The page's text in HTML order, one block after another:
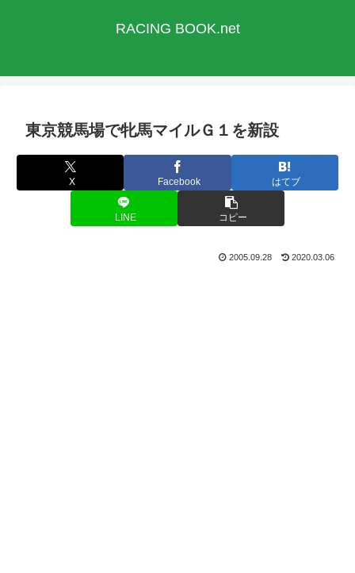
RACING BOOK.net
東京競馬場で牝馬マイルＧ１を新設
X Facebook はてブ
LINE コピー
2005.09.28 2020.03.06